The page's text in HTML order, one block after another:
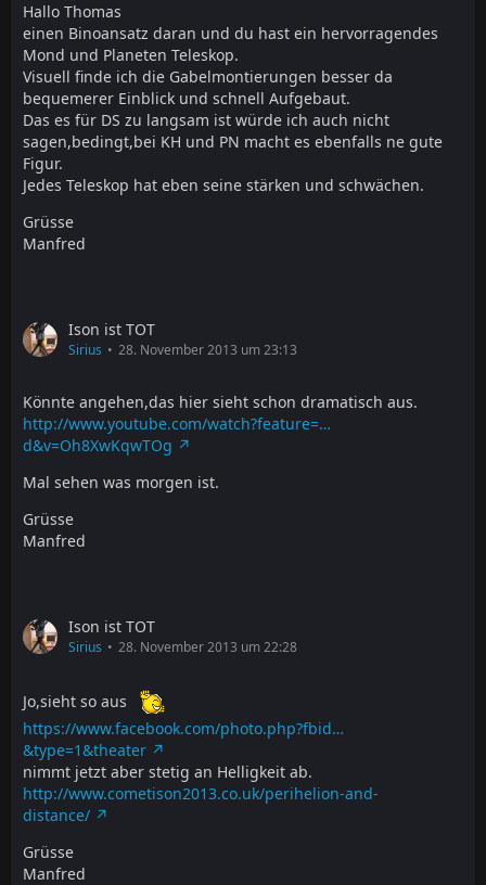
Hallo Thomas
einen Binoansatz daran und du hast ein hervorragendes
Mond und Planeten Teleskop.
Visuell finde ich die Gabelmontierungen besser da
bequemerer Einblick und schnell Aufgebaut.
Das es für DS zu langsam ist würde ich auch nicht
sagen,bedingt,bei KH und PN macht es ebenfalls ne gute
Figur.
Jedes Teleskop hat eben seine stärken und schwächen.
Grüsse
Manfred
Ison ist TOT
Sirius 28. November 2013 um 23:13
Könnte angehen,das hier sieht schon dramatisch aus.
http://www.youtube.com/watch?feature=…
d&v=Oh8XwKqwTOg
Mal sehen was morgen ist.
Grüsse
Manfred
Ison ist TOT
Sirius 28. November 2013 um 22:28
Jo,sieht so aus
https://www.facebook.com/photo.php?fbid…
&type=1&theater
nimmt jetzt aber stetig an Helligkeit ab.
http://www.cometison2013.co.uk/perihelion-and-
distance/
Grüsse
Manfred